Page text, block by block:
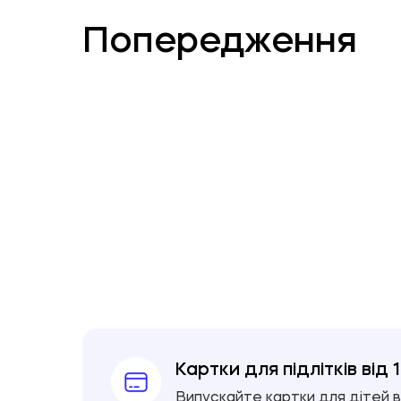
Попередження
Картки для підлітків від
Випускайте картки для дітей